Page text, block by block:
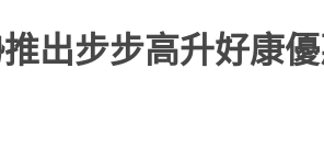
出步步高升好康